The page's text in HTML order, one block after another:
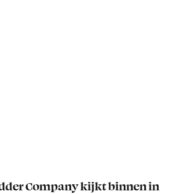
Company kijkt binnen in